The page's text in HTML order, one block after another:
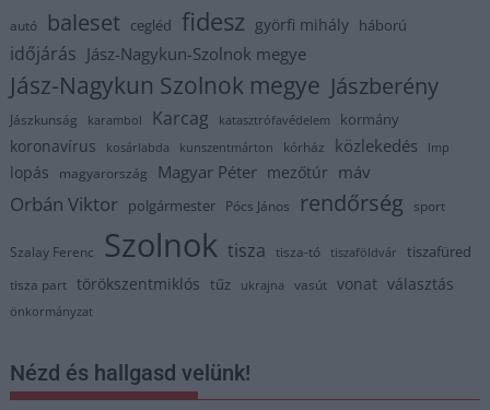
autó baleset cegléd fidesz györfi mihály háború
időjárás Jász-Nagykun-Szolnok megye
Jász-Nagykun Szolnok megye Jászberény
Jászkunság karambol Karcag katasztrófavédelem kormány
koronavírus kosárlabda kunszentmárton kórház közlekedés lmp
lopás magyarország Magyar Péter mezőtúr máv
Orbán Viktor polgármester Pócs János rendőrség sport
Szalay Ferenc Szolnok tisza tisza-tó tiszaföldvár tiszafüred
tisza part törökszentmiklós tűz ukrajna vasút vonat választás
önkormányzat
Nézd és hallgasd velünk!